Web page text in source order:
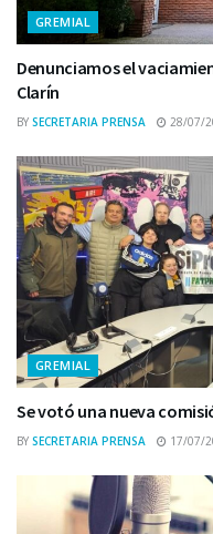
GREMIAL
Denunciamos el
Clarín
BY SECRETARIA PRENSA 28/07/
GREMIAL
Se votó una nueva
BY SECRETARIA PRENSA 17/07/